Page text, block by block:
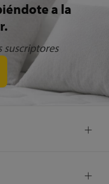
a la
suscriptores